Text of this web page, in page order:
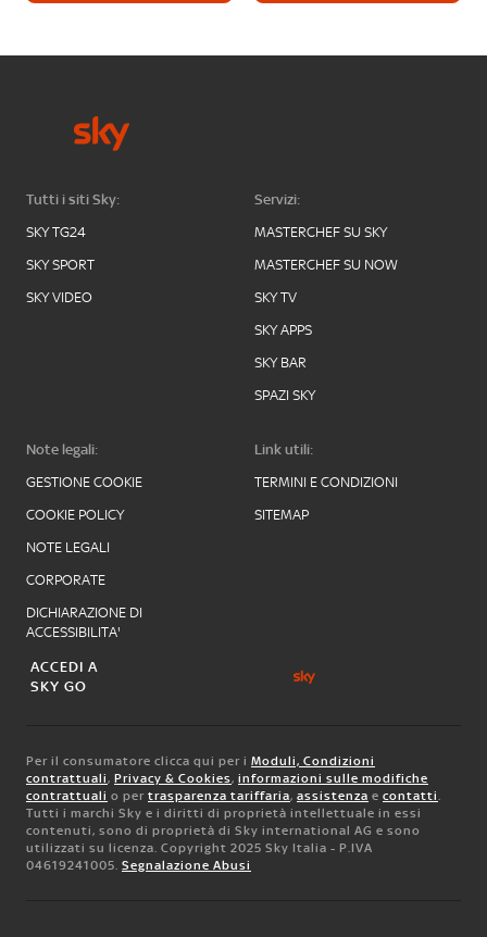
Tutti i siti Sky:
SKY TG24
SKY SPORT
SKY VIDEO
Servizi:
MASTERCHEF SU SKY
MASTERCHEF SU NOW
SKY TV
SKY APPS
SKY BAR
SPAZI SKY
Note legali:
GESTIONE COOKIE
COOKIE POLICY
NOTE LEGALI
CORPORATE
DICHIARAZIONE DI
ACCESSIBILITA'
Link utili:
TERMINI E CONDIZIONI
SITEMAP
ACCEDI A
SKY GO
Per il consumatore clicca qui per i Moduli, Condizioni
contrattuali, Privacy & Cookies, informazioni sulle modifiche
contrattuali o per trasparenza tariffaria, assistenza e contatti.
Tutti i marchi Sky e i diritti di proprietà intellettuale in essi
contenuti, sono di proprietà di Sky international AG e sono
utilizzati su licenza. Copyright 2025 Sky Italia - P.IVA
04619241005. Segnalazione Abusi